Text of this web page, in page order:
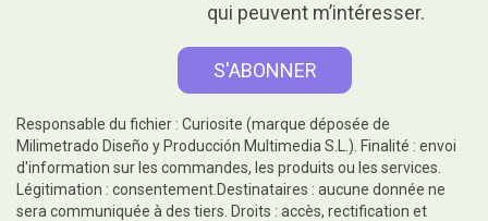
qui peuvent m’intéresser.
Responsable du fichier : Curiosite (marque déposée de
Milimetrado Diseño y Producción Multimedia S.L.). Finalité : envoi
d'information sur les commandes, les produits ou les services.
Légitimation : consentement.Destinataires : aucune donnée ne
sera communiquée à des tiers. Droits : accès, rectification et